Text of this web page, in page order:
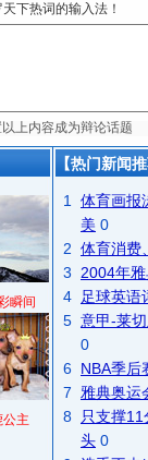
下热词的输入法！
瞬间
主
【热门新闻
1
体育画报
美 0
2 体育消费
3
2004年
4
足球英语
5 意甲-莱
0
6 NBA季后
7
雅典奥运
8
只支撑
头 0